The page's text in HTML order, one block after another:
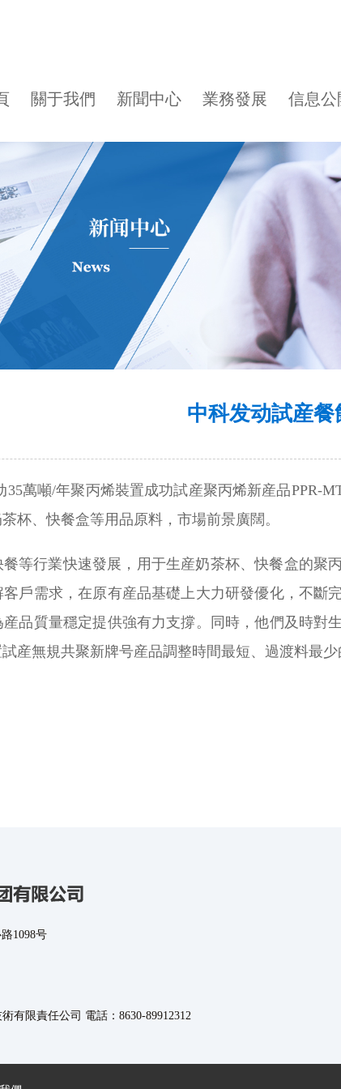
關于我們 新聞中心 業務發展 信息公
中科发动試産
萬噸/年聚丙烯裝置成功試産聚丙烯新産品PPR-
杯、快餐盒等用品原料，市場前景廣闊。
等行業快速發展，用于生産奶茶杯、快餐盒的
戶需求，在原有産品基礎上大力研發優化，不
品質量穩定提供強有力支撐。同時，他們及時
産無規共聚新牌号産品調整時間最短、過渡料最少
1098号
有限責任公司 電話：8630-89912312